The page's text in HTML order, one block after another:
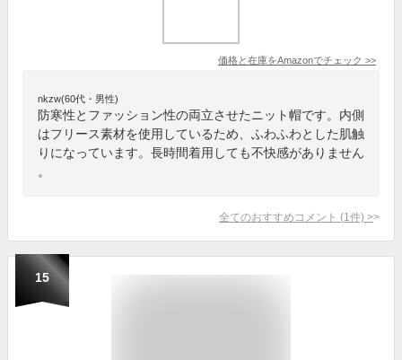
価格と在庫をAmazonでチェック >>
nkzw(60代・男性)
防寒性とファッション性の両立させたニット帽です。内側
はフリース素材を使用しているため、ふわふわとした肌触
りになっています。長時間着用しても不快感がありません
。
全てのおすすめコメント (1 件) >
15